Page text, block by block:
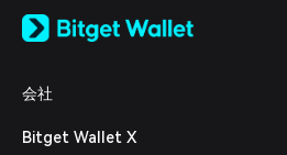
日本語
Español (Latinoamérica)
Italiano
会社
Bitget Wallet X